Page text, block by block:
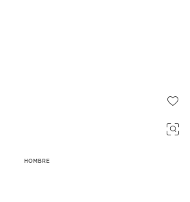
HOMBRE